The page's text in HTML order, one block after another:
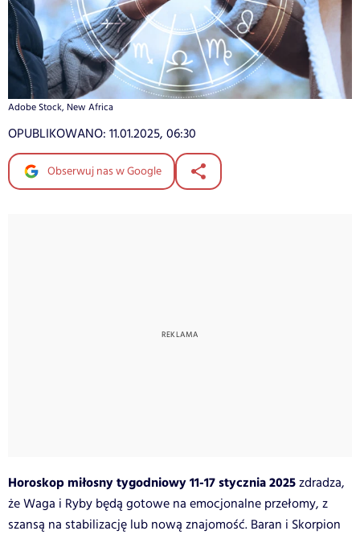
Adobe Stock, New Africa
OPUBLIKOWANO: 11.01.2025, 06:30
Obserwuj nas w Google
Horoskop miłosny tygodniowy 11-17 stycznia 2025zdradza,
że Waga i Ryby będą gotowe na emocjonalne przełomy, z
szansą na stabilizację lub nową znajomość. Baran i Skorpion